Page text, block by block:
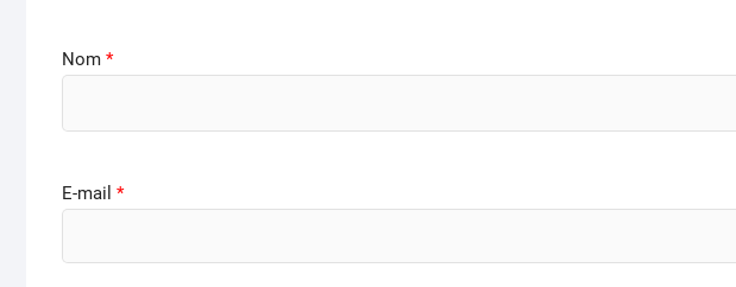
Nom *
E-mail *